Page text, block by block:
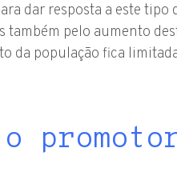
dar resposta a este tipo
também pelo aumento
da população fica